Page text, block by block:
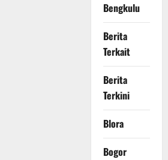
Bengkulu
Berita
Terkait
Berita
Terkini
Blora
Bogor